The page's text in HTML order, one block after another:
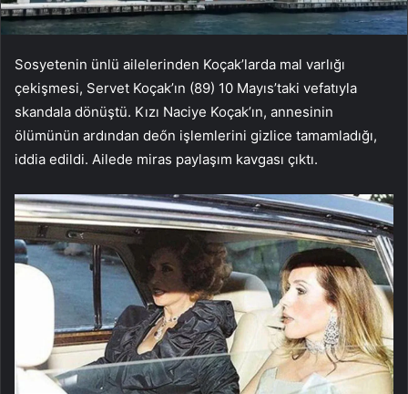
Sosyetenin ünlü ailelerinden Koçak’larda mal varlığı
çekişmesi, Servet Koçak’ın (89) 10 Mayıs’taki vefatıyla
skandala dönüştü. Kızı Naciye Koçak’ın, annesinin
ölümünün ardından deőn işlemlerini gizlice tamamladığı,
iddia edildi. Ailede miras paylaşım kavgası çıktı.